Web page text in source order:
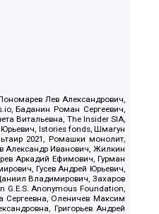
Лев Александрович,
Баданин Роман Сергеевич,
Витальевна, The Insider SIA,
Istories fonds, Шмагун
2021, Ромашки монолит,
Александр Иванович, Жилкин
Аркадий Ефимович, Гурман
Гусев Андрей Юрьевич,
Владимирович, Захаров
G.E.S. Anonymous Foundation,
Сергеевна, Оленичев Максим
Григорьев Андрей